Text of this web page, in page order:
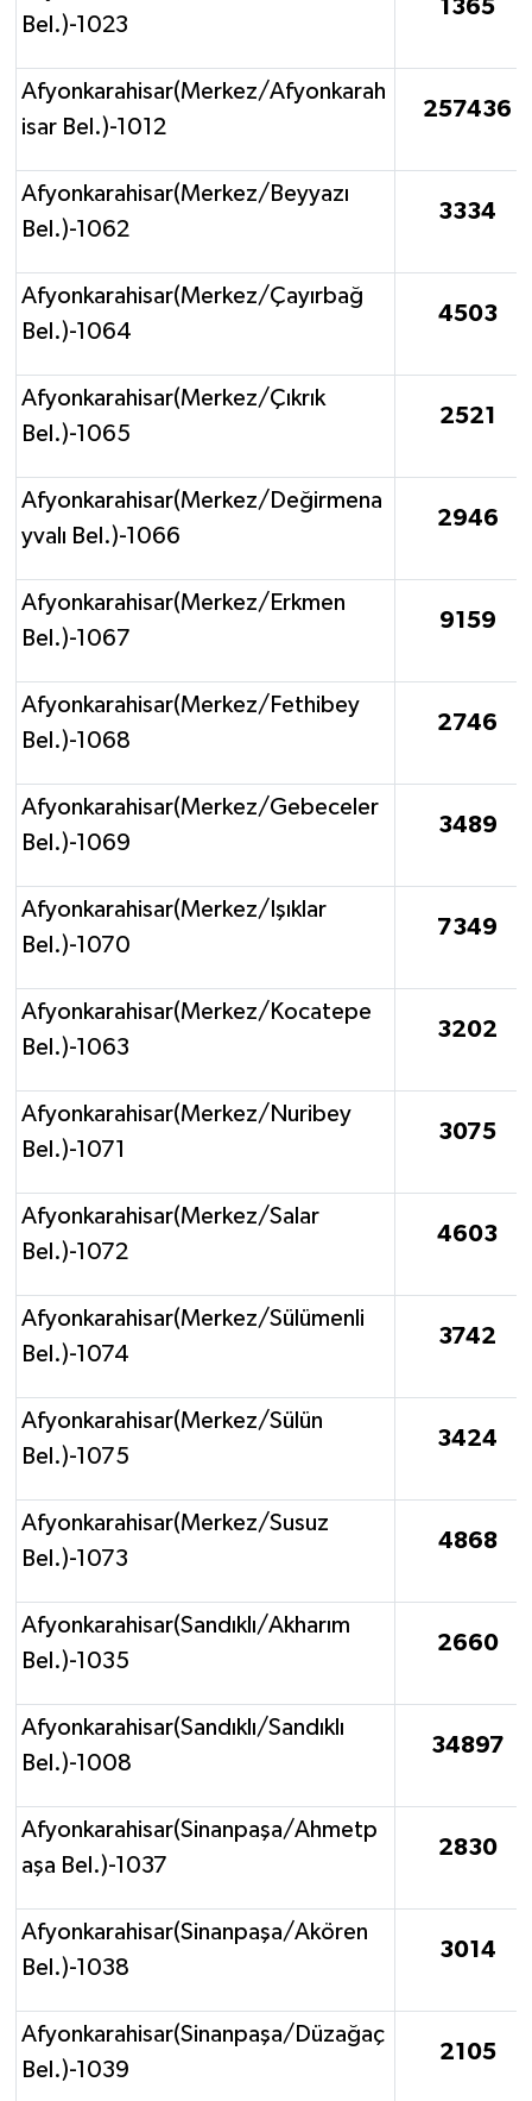
Bel.)-1023
1365
Afyonkarahisar(Merkez/Afyonkarah
isar Bel.)-1012
257436
Afyonkarahisar(Merkez/Beyyazı
Bel.)-1062
3334
Afyonkarahisar(Merkez/Çayırbağ
Bel.)-1064
4503
Afyonkarahisar(Merkez/Çıkrık
Bel.)-1065
2521
Afyonkarahisar(Merkez/Değirmena
yvalı Bel.)-1066
2946
Afyonkarahisar(Merkez/Erkmen
Bel.)-1067
9159
Afyonkarahisar(Merkez/Fethibey
Bel.)-1068
2746
Afyonkarahisar(Merkez/Gebeceler
Bel.)-1069
3489
Afyonkarahisar(Merkez/Işıklar
Bel.)-1070
7349
Afyonkarahisar(Merkez/Kocatepe
Bel.)-1063
3202
Afyonkarahisar(Merkez/Nuribey
Bel.)-1071
3075
Afyonkarahisar(Merkez/Salar
Bel.)-1072
4603
Afyonkarahisar(Merkez/Sülümenli
Bel.)-1074
3742
Afyonkarahisar(Merkez/Sülün
Bel.)-1075
3424
Afyonkarahisar(Merkez/Susuz
Bel.)-1073
4868
Afyonkarahisar(Sandıklı/Akharım
Bel.)-1035
2660
Afyonkarahisar(Sandıklı/Sandıklı
Bel.)-1008
34897
Afyonkarahisar(Sinanpaşa/Ahmetp
aşa Bel.)-1037
2830
Afyonkarahisar(Sinanpaşa/Akören
Bel.)-1038
3014
Afyonkarahisar(Sinanpaşa/Düzağaç
Bel.)-1039
2105